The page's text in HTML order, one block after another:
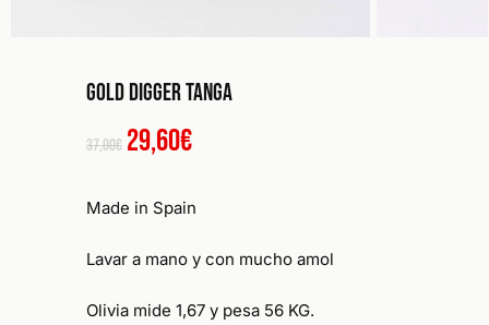
Gold Digger Tanga
37,00€ El
original
37,00€.
29,60€El
actual
29,60€.
Made in Spain
Lavar a mano y con mucho amol
Olivia mide 1,67 y pesa 56 KG.